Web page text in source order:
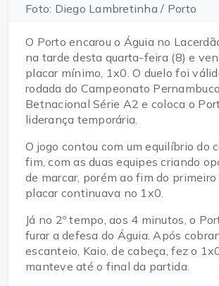
Foto: Diego Lambretinha / Porto
O Porto encarou o Águia no
na tarde desta quarta-feira (8) e
placar mínimo, 1x0. O duelo foi
rodada do Campeonato
Betnacional Série A2 e coloca o
liderança temporária.
O jogo contou com um equilíbrio do
fim, com as duas equipes criando
de marcar, porém ao fim do
placar continuava no 1x0.
Já no 2º tempo, aos 4 minutos, o
furar a defesa do Águia. Após
escanteio, Kaio, de cabeça, fez o
manteve até o final da partida.